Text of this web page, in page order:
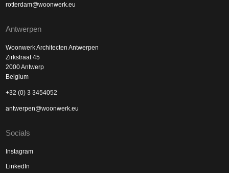
rotterdam@woonwerk.eu
Antwerpen
Woonwerk Architecten Antwerpen
Zirkstraat 45
2000 Antwerp
Belgium
+32 (0) 3 3454052
antwerpen@woonwerk.eu
Socials
Instagram
LinkedIn